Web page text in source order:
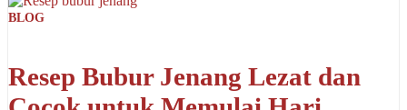
BLOG
Resep Bubur Jenang Lezat dan